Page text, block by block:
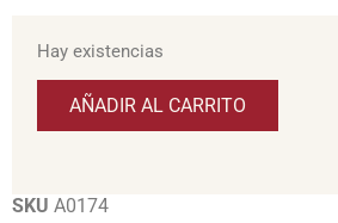
Hay existencias
AÑADIR AL CARRITO
SKU A0174